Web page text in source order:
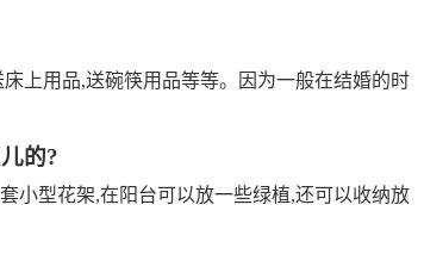
上用品,送碗筷用品等等。因为一般在结婚的时
的?
小型花架,在阳台可以放一些绿植,还可以收纳放